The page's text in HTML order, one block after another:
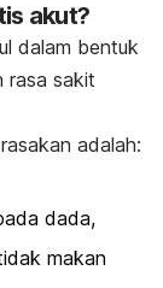
akut?
dalam bentuk
rasa sakit
adalah:
dada,
makan